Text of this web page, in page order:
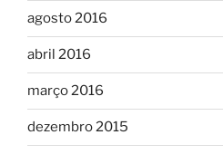
agosto 2016
abril 2016
março 2016
dezembro 2015